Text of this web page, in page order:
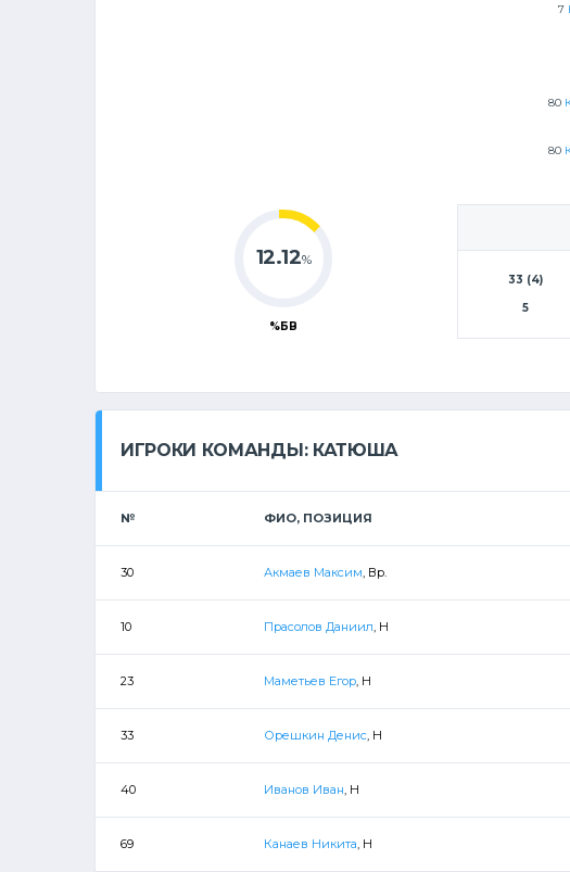
7
80
80
33 (4)
5
12.12%
%БВ
ИГРОКИ КОМАНДЫ: КАТЮША
№ ФИО, ПОЗИЦИЯ
30 Акмаев Максим , Вр.
10 Прасолов Даниил , Н
23 Маметьев Егор , Н
33 Орешкин Денис , Н
40 Иванов Иван , Н
69 Канаев Никита , Н